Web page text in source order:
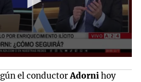
el conductorAdornihoy